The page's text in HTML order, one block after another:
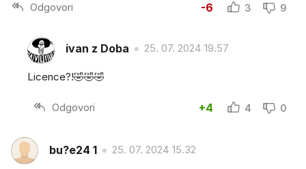
Odgovori -6 3 9
ivan z Doba 25. 07. 2024 19.57
Licence?!🤣🤣🤣
Odgovori +4 4 0
bu?e24 1 25. 07. 2024 15.32